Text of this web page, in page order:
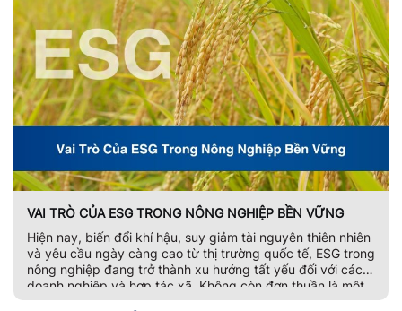
VAI TRÒ CỦA ESG TRONG NÔNG NGHIỆP BỀN VỮNG
Hiện nay, biến đổi khí hậu, suy giảm tài nguyên thiên nhiên
và yêu cầu ngày càng cao từ thị trường quốc tế, ESG trong
nông nghiệp đang trở thành xu hướng tất yếu đối với các
doanh nghiệp và hợp tác xã. Không còn đơn thuần là một
bộ tiêu chí đánh giá phát […]